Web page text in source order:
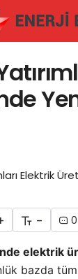
- 0
elektrik
bazda